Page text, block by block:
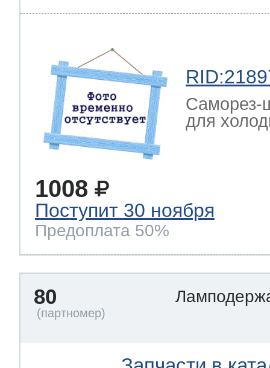
Саморез-
для
1008
Поступит 30 ноября
Предоплата 50%
80